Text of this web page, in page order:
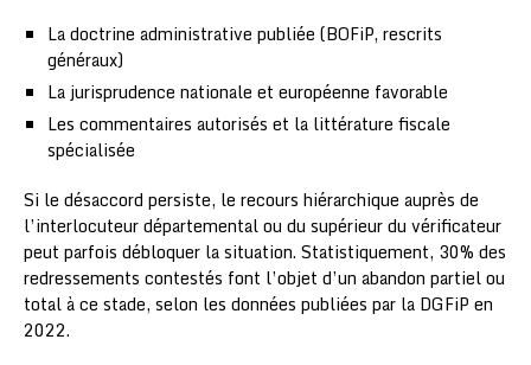
La doctrine administrative publiée (BOFiP, rescrits
généraux)
La jurisprudence nationale et européenne favorable
Les commentaires autorisés et la littérature fiscale
spécialisée
Si le désaccord persiste, le recours hiérarchique auprès de
l’interlocuteur départemental ou du supérieur du vérificateur
peut parfois débloquer la situation. Statistiquement, 30% des
redressements contestés font l’objet d’un abandon partiel ou
total à ce stade, selon les données publiées par la DGFiP en
2022.